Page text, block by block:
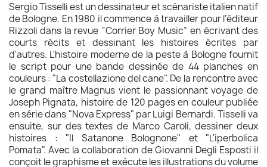
Sergio Tisselli est un dessinateur et scénariste italien natif
de Bologne. En 1980 il commence à travailler pour l'éditeur
Rizzoli dans la revue “Corrier Boy Music” en écrivant des
courts récits et dessinant les histoires écrites par
d'autres. L'histoire moderne de la peste à Bologne fournit
le script pour une bande dessinée de 44 planches en
couleurs : "La costellazione del cane". De la rencontre avec
le grand maître Magnus vient le passionnant voyage de
Joseph Pignata, histoire de 120 pages en couleur publiée
en série dans "Nova Express" par Luigi Bernardi. Tisselli va
ensuite, sur des textes de Marco Caroli, dessiner deux
histoires : "Il Satanone Bolognone" et "L'iperbolica
Pomata". Avec la collaboration de Giovanni Degli Esposti il
conçoit le graphisme et exécute les illustrations du volume